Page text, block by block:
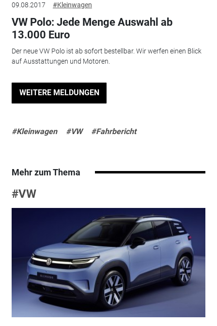
09.08.2017 #Kleinwagen
VW Polo: Jede Menge Auswahl ab
13.000 Euro
Der neue VW Polo ist ab sofort bestellbar. Wir werfen einen Blick
auf Ausstattungen und Motoren.
WEITERE MELDUNGEN
#Kleinwagen #VW #Fahrbericht
Mehr zum Thema
#VW